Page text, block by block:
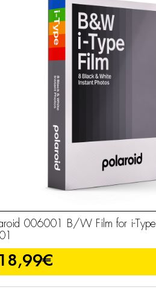
006001 B/W Film for i-Type